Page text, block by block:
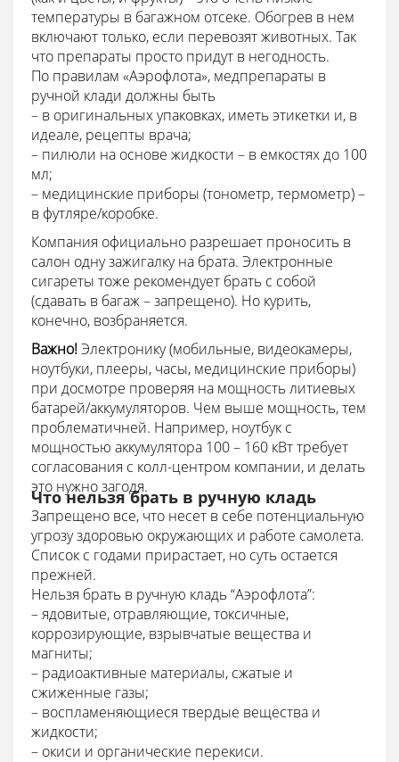
температуры в багажном отсеке. Обогрев в нем
включают только, если перевозят животных. Так
что препараты просто придут в негодность.
По правилам «Аэрофлота», медпрепараты в
ручной клади должны быть
– в оригинальных упаковках, иметь этикетки и, в
идеале, рецепты врача;
– пилюли на основе жидкости – в емкостях до 100
мл;
– медицинские приборы (тонометр, термометр) –
в футляре/коробке.
Компания официально разрешает проносить в
салон одну зажигалку на брата. Электронные
сигареты тоже рекомендует брать с собой
(сдавать в багаж – запрещено). Но курить,
конечно, возбраняется.
Важно!Электронику (мобильные, видеокамеры,
ноутбуки, плееры, часы, медицинские приборы)
при досмотре проверяя на мощность литиевых
батарей/аккумуляторов. Чем выше мощность, тем
проблематичней. Например, ноутбук с
мощностью аккумулятора 100 – 160 кВт требует
согласования с колл-центром компании, и делать
это нужно загодя.
Что нельзя брать в ручную кладь
Запрещено все, что несет в себе потенциальную
угрозу здоровью окружающих и работе самолета.
Список с годами прирастает, но суть остается
прежней.
Нельзя брать в ручную кладь “Аэрофлота”:
– ядовитые, отравляющие, токсичные,
коррозирующие, взрывчатые вещества и
магниты;
– радиоактивные материалы, сжатые и
сжиженные газы;
– воспламеняющиеся твердые вещества и
жидкости;
– окиси и органические перекиси.